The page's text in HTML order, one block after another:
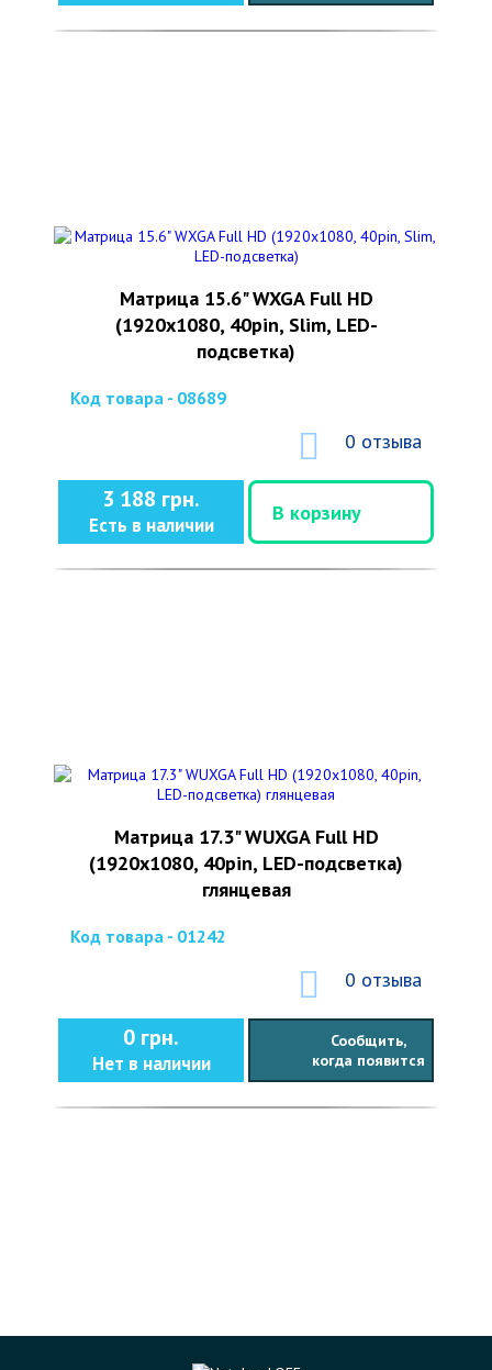
Матрица 15.6" WXGA Full HD
(1920x1080, 40pin, Slim, LED-
подсветка)
Код товара - 08689
0 отзыва
3 188 грн.
Есть в наличии
В корзину
Матрица 17.3" WUXGA Full HD
(1920x1080, 40pin, LED-подсветка)
глянцевая
Код товара - 01242
0 отзыва
0 грн.
Нет в наличии
Сообщить,
когда появится